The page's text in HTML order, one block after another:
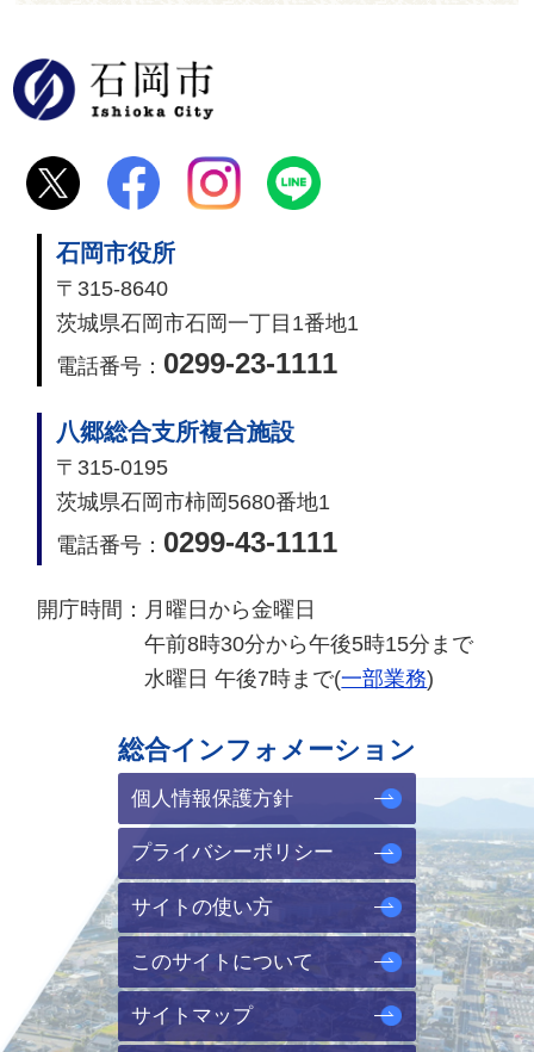
石岡市役所
〒315-8640
茨城県石岡市石岡一丁目1番地1
電話番号： 0299-23-1111
八郷総合支所複合施設
〒315-0195
茨城県石岡市柿岡5680番地1
電話番号： 0299-43-1111
開庁時間： 月曜日から金曜日
午前8時30分から午後5時15分まで
水曜日 午後7時まで(一部業務)
総合インフォメーション
個人情報保護方針
プライバシーポリシー
サイトの使い方
このサイトについて
サイトマップ